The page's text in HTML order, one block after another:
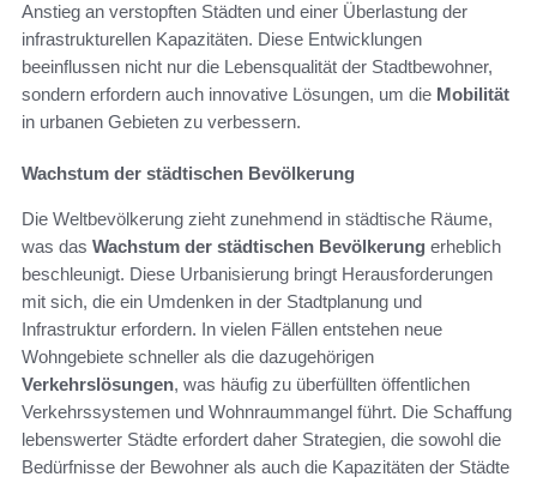
Anstieg an verstopften Städten und einer Überlastung der
infrastrukturellen Kapazitäten. Diese Entwicklungen
beeinflussen nicht nur die Lebensqualität der Stadtbewohner,
sondern erfordern auch innovative Lösungen, um die Mobilität
in urbanen Gebieten zu verbessern.
Wachstum der städtischen Bevölkerung
Die Weltbevölkerung zieht zunehmend in städtische Räume,
was das Wachstum der städtischen Bevölkerung erheblich
beschleunigt. Diese Urbanisierung bringt Herausforderungen
mit sich, die ein Umdenken in der Stadtplanung und
Infrastruktur erfordern. In vielen Fällen entstehen neue
Wohngebiete schneller als die dazugehörigen
Verkehrslösungen, was häufig zu überfüllten öffentlichen
Verkehrssystemen und Wohnraummangel führt. Die Schaffung
lebenswerter Städte erfordert daher Strategien, die sowohl die
Bedürfnisse der Bewohner als auch die Kapazitäten der Städte